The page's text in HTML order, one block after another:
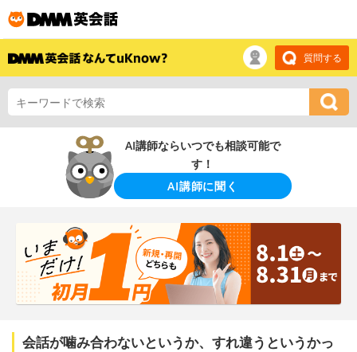
質問する
AI講師ならいつでも相談可能で
す！
AI講師に聞く
会話が噛み合わないというか、すれ違うというかっ